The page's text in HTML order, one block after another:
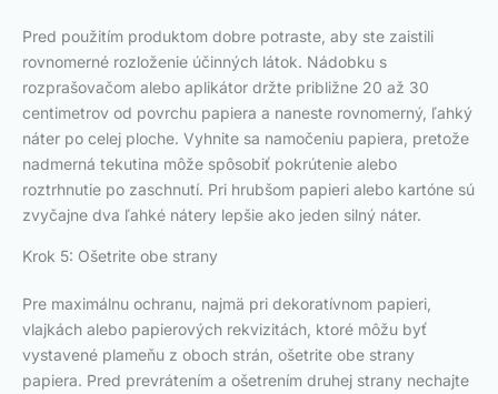
Pred použitím produktom dobre potraste, aby ste zaistili
rovnomerné rozloženie účinných látok. Nádobku s
rozprašovačom alebo aplikátor držte približne 20 až 30
centimetrov od povrchu papiera a naneste rovnomerný, ľahký
náter po celej ploche. Vyhnite sa namočeniu papiera, pretože
nadmerná tekutina môže spôsobiť pokrútenie alebo
roztrhnutie po zaschnutí. Pri hrubšom papieri alebo kartóne sú
zvyčajne dva ľahké nátery lepšie ako jeden silný náter.
Krok 5: Ošetrite obe strany
Pre maximálnu ochranu, najmä pri dekoratívnom papieri,
vlajkách alebo papierových rekvizitách, ktoré môžu byť
vystavené plameňu z oboch strán, ošetrite obe strany
papiera. Pred prevrátením a ošetrením druhej strany nechajte